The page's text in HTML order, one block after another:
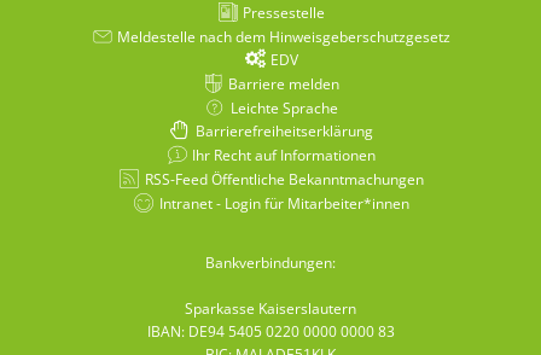
Pressestelle
Meldestelle nach dem Hinweisgeberschutzgesetz
EDV
Barriere melden
Leichte Sprache
Barrierefreiheitserklärung
Ihr Recht auf Informationen
RSS-Feed Öffentliche Bekanntmachungen
Intranet - Login für Mitarbeiter*innen
Bankverbindungen:
Sparkasse Kaiserslautern
IBAN: DE94 5405 0220 0000 0000 83